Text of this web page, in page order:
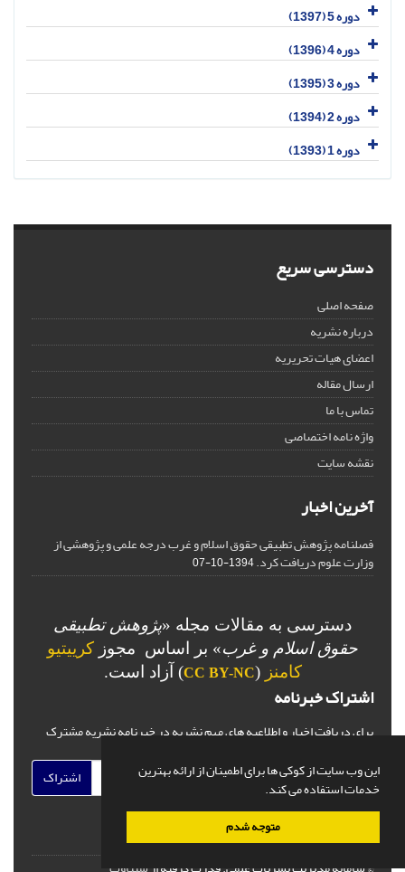
این وب سایت از کوکی ها برای اطمینان از ارائه بهترین
خدمات استفاده می کند.
متوجه شدم
دوره 5 (1397)
دوره 4 (1396)
دوره 3 (1395)
دوره 2 (1394)
دوره 1 (1393)
دسترسی سریع
صفحه اصلی
درباره نشریه
اعضای هیات تحریریه
ارسال مقاله
تماس با ما
واژه نامه اختصاصی
نقشه سایت
آخرین اخبار
فصلنامه پژوهش تطبیقی حقوق اسلام و غرب درجه علمی و پژوهشی از
وزارت علوم دریافت کرد.1394-10-07
دسترسی به مقالات مجله «پژوهش تطبیقی
حقوق اسلام و غرب» بر اساس مجوز کرییتیو
کامنز (
CC BY-NC) آزاد است.
اشتراک خبرنامه
برای دریافت اخبار و اطلاعیه های مهم نشریه در خبرنامه نشریه مشترک
اشتراک